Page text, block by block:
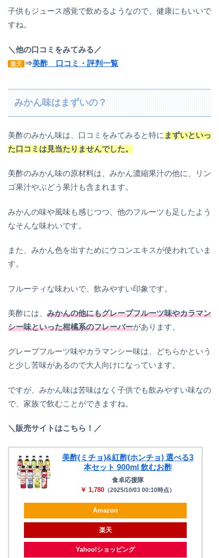
子供もジュース感覚で飲めるようなので、健康にもいいで
すね。
＼他の口コミをみてみる／
楽天 ⇒美酢 口コミ・評判一覧
みかん味はまずいの？
美酢のみかん味は、口コミをみてみると特に まずいといっ
た口コミは見当たりませんでした。
美酢のみかん味の原材料は、みかん濃縮果汁の他に、リン
ゴ果汁やぶどう果汁も含まれます。
みかんの味や風味も感じつつ、他のフルーツも足したよう
なそんな味わいです。
また、みかん色を出すためにウコンエキスが使われていま
す。
フルーティな味わいで、飲みやすい印象です。
美酢には、 みかんの他にもグレープフルーツ味やカラマン
シー味といった柑橘系のフレーバーがあります。
グレープフルーツ味やカラマンシー味は、どちらかという
と少し苦味があるので大人向けになっています。
ですが、みかん味は苦味はなく子供でも飲みやすい味なの
で、家族で飲むことができますね。
＼販売サイトはこちら！／
美酢(ミチョ)&紅酢(ホンチョ) 選べる3
本セット 900ml 飲むお酢
食卓応援隊
￥ 1,780 （2025/10/03 00:10時点）
Amazon
楽天
Yahoo!ショッピング